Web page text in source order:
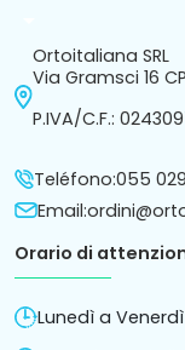
Ortoitaliana SRL
Via Gramsci 16
P.IVA/C.F.:
Teléfono:055
Email:
Orario di
Lunedì a